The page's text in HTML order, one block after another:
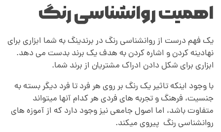
د
ی
ن
گ
اهمیت روانشناسی رنگ
یک فهم درست از روانشناسی رنگ در برندینگ به شما ابزاری برای
نهادینه کردن و اشاره کردن به هدف یک برند بدست می دهد.
ابزاری برای شکل دادن ادراک مشتریان از برند شما.
با وجود اینکه تاثیر یک رنگ بر روی هر فرد تا فرد دیگر بسته به
جنسیت، فرهنگ و تجربه های فردی هر کدام آنها میتواند
متفاوت باشد، اما اصول جامعی نیز وجود دارد که از آموزه های
روانشناسی رنگ پیروی میکند.